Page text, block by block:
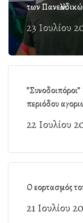
των
23 Ιουλίου
περιόδου
22 Ιουλίου
Ο εορτασμός
21 Ιουλίου